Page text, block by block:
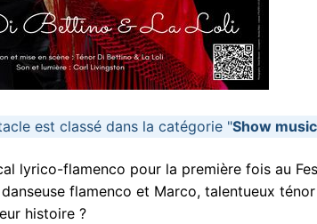
est classé dans la catégorie "Show
lyrico-flamenco pour la première fois au
flamenco et Marco, talentueux
histoire ?